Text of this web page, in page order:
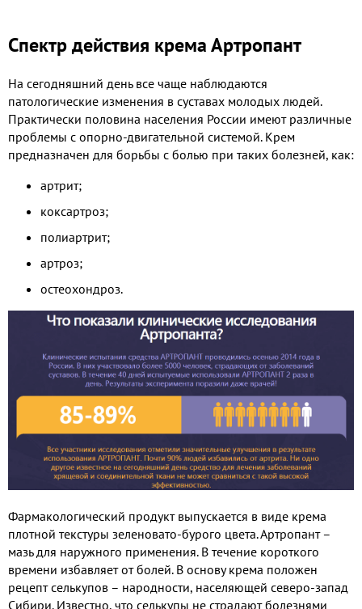
Спектр действия крема Артропант
На сегодняшний день все чаще наблюдаются
патологические изменения в суставах молодых людей.
Практически половина населения России имеют различные
проблемы с опорно-двигательной системой. Крем
предназначен для борьбы с болью при таких болезней, как:
артрит;
коксартроз;
полиартрит;
артроз;
остеохондроз.
Фармакологический продукт выпускается в виде крема
плотной текстуры зеленовато-бурого цвета. Артропант –
мазь для наружного применения. В течение короткого
времени избавляет от болей. В основу крема положен
рецепт селькупов – народности, населяющей северо-запад
Сибири. Известно, что селькупы не страдают болезнями